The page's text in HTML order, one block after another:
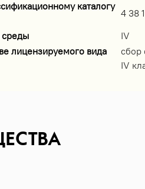
каталогу
4 38
среды
IV
лицензируемого вида
сбор
IV